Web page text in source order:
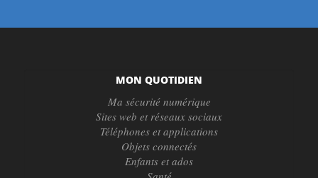
MON QUOTIDIEN
Ma sécurité numérique
Sites web et réseaux sociaux
Téléphones et applications
Objets connectés
Enfants et ados